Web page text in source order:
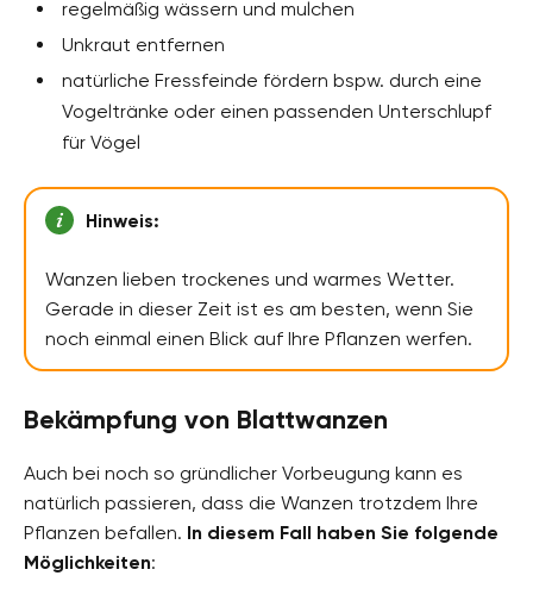
regelmäßig wässern und mulchen
Unkraut entfernen
natürliche Fressfeinde fördern bspw. durch eine
Vogeltränke oder einen passenden Unterschlupf
für Vögel
Hinweis:
Wanzen lieben trockenes und warmes Wetter.
Gerade in dieser Zeit ist es am besten, wenn Sie
noch einmal einen Blick auf Ihre Pflanzen werfen.
Bekämpfung von Blattwanzen
Auch bei noch so gründlicher Vorbeugung kann es
natürlich passieren, dass die Wanzen trotzdem Ihre
Pflanzen befallen. In diesem Fall haben Sie folgende
Möglichkeiten: